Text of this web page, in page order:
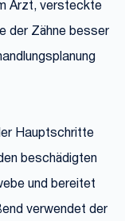
Arzt, versteckte
der Zähne besser
Hauptschritte
beschädigten
und bereitet
verwendet der